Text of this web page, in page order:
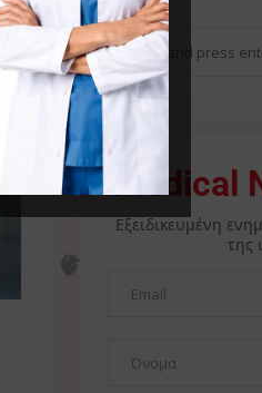
Medical
Εξειδικευμένη
της